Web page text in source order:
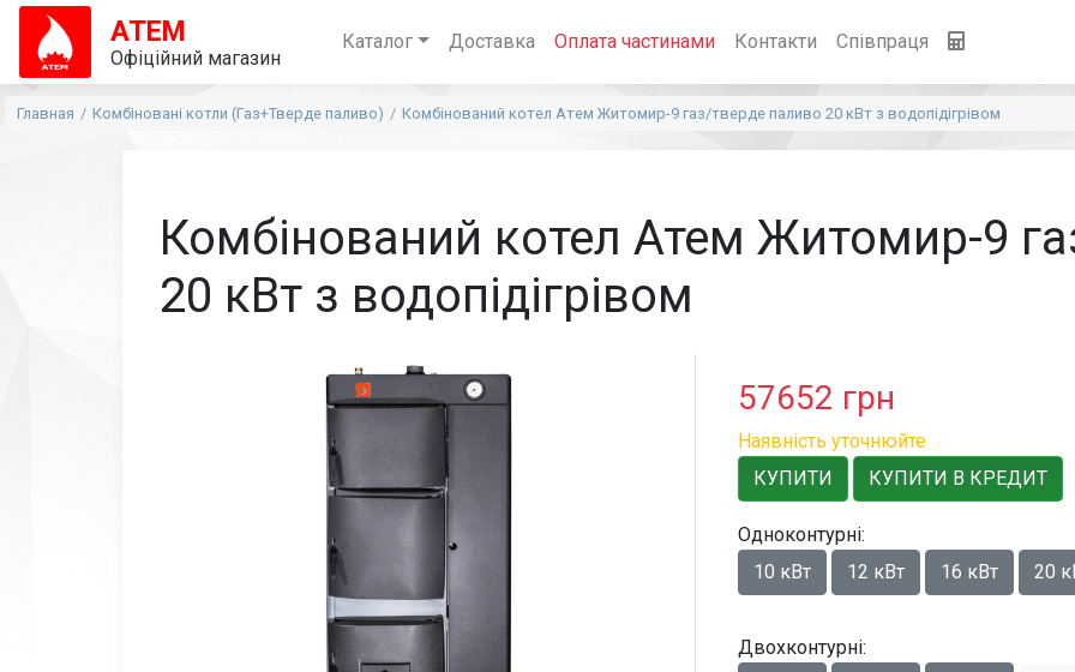
АТЕМ
Офіційний магазин
Каталог Доставка Оплата частинами Контакти Співпраця
Главная Комбіновані котли (Газ+Тверде паливо) Комбінований котел Атем Житомир-9 газ/тверде паливо 20 кВт з водопідігрівом
Комбінований котел Атем Житомир-9
20 кВт з водопідігрівом
57652 грн
Наявність уточнюйте
КУПИТИ
КУПИТИ В КРЕДИТ
Одноконтурні:
10 кВт
12 кВт 16 кВт 20
Двохконтурні: